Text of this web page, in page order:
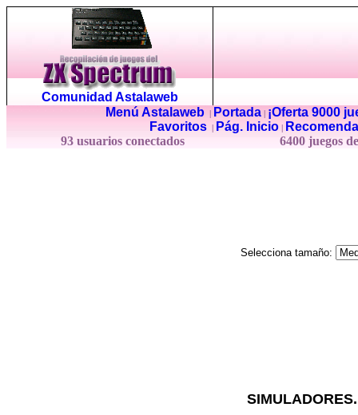
Comunidad Astalaweb
Menú Astalaweb| Portada|
¡Oferta 9000
Favoritos
Pág. Inicio
93 usuarios conectados
6400 juegos
Selecciona tamaño: